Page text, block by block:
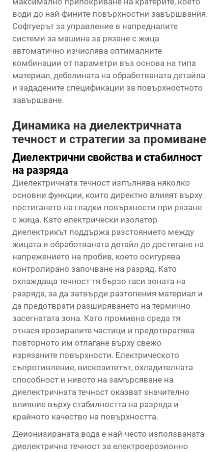
води до най-фините повърхностни завършвания.
Софтуерът за управление в напредналите
системи за машина за рязане с жица
автоматично изчислява оптималните
комбинации от параметри въз основа на типа
материал, дебелината на обработваната детайла
и зададените спецификации за повърхностното
завършване.
Динамика на диелектричната
течност и стратегии за промиване
Диелектрични свойства и стабилност
на разряда
Диелектричната течност изпълнява няколко
основни функции, които директно влияят върху
постигането на гладки повърхности при рязане
с жица. Като електрически изолатор
диелектрикът поддържа разстоянието между
жицата и обработваната детайл до достигане на
напрежението на пробив, което осигурява
контролирано започване на разряд. Като
охлаждаща течност тя бързо гаси зоната на
разряда, за да затвърди разтопения материал и
да предотврати разширяването на термично
засегнатата зона. Като промивна среда тя
отнася ерозиралите частици и предотвратява
повторното им отлагане върху свежо
изрязаните повърхности. Електрическото
съпротивление, вискозитетът, охладителната
способност и нивото на замърсяване на
диелектричната течност оказват значително
влияние върху стабилността на разряда и
крайното качество на повърхността.
Деионизираната вода е най-често използваната
диелектрична течност за електроерозионно